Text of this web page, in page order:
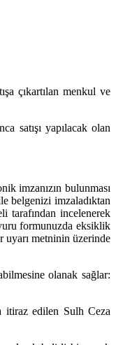
çıkartılan menkul ve
satışı yapılacak olan
imzanızın bulunması
belgenizi imzaladıktan
tarafından incelenerek
formunuzda eksiklik
uyarı metninin üzerinde
olanak sağlar:
itiraz edilen Sulh Ceza